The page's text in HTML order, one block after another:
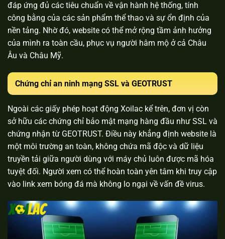
đáp ứng đủ các tiêu chuẩn về vận hành hệ thống, tính
công bằng của các sản phẩm thể thao và sự ổn định của
nền tảng. Nhờ đó, website có thể mở rộng tầm ảnh hưởng
của mình ra toàn cầu, phục vụ người hâm mộ ở cả Châu
Âu và Châu Mỹ.
Chứng chỉ an ninh mạng SSL và GEOTRUST
Ngoài các giấy phép hoạt động Xoilac kể trên, đơn vị còn
sở hữu các chứng chỉ bảo mật mạng hàng đầu như SSL và
chứng nhận từ GEOTRUST. Điều này khẳng định website là
một môi trường an toàn, không chứa mã độc và dữ liệu
truyền tải giữa người dùng với máy chủ luôn được mã hóa
tuyệt đối. Người xem có thể hoàn toàn yên tâm khi truy cập
vào link xem bóng đá mà không lo ngại về vấn đề virus.